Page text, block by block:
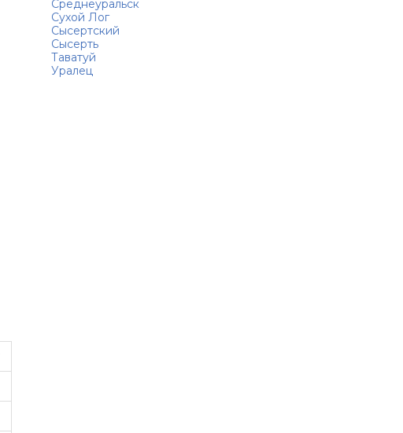
Среднеуральск
Сухой Лог
Сысертский
Сысерть
Таватуй
Уралец